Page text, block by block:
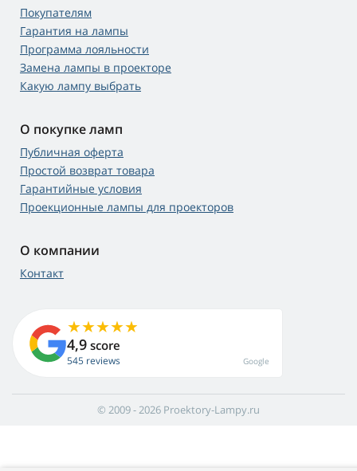
Покупателям
Гарантия на лампы
Программа лояльности
Замена лампы в проекторе
Какую лампу выбрать
О покупке ламп
Публичная оферта
Простой возврат товара
Гарантийные условия
Проекционные лампы для проекторов
О компании
Контакт
4,9 score
545 reviews Google
© 2009 - 2026 Proektory-Lampy.ru